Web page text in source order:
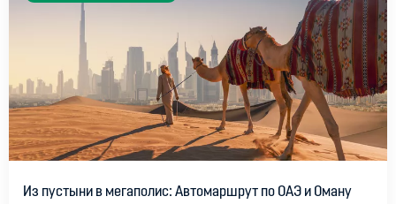
Из пустыни в мегаполис: Автомаршрут по ОАЭ и Оману